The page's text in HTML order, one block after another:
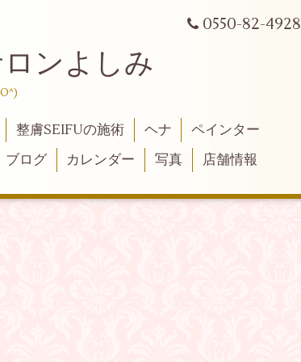
0550-82-4928
ンよしみ
整膚SEIFUの施術 ヘナ
ペインター
ブログ カレンダー 写真 店舗情報